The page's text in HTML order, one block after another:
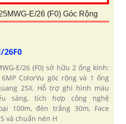
E/26 (F0) Góc Rộng
26F0
E/26 (F0) sở hữu 2 ống kính:
ColorVu góc rộng và 1 ống
25X. Hỗ trợ ghi hình màu
sáng, tích hợp công nghệ
100m, đèn trắng 30m, Face
và chuẩn nén H